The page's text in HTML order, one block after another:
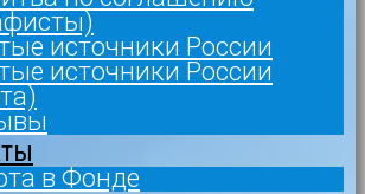
источники России
источники России
в Фонде